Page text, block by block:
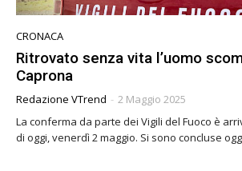
CRONACA
Ritrovato senza vita l’uomo
Caprona
Redazione VTrend - 2 Maggio 2025
La conferma da parte dei Vigili del Fuoco è
di oggi, venerdì 2 maggio. Si